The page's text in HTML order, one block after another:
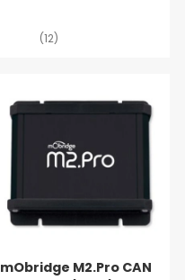
(12)
mObridge M2.Pro CAN